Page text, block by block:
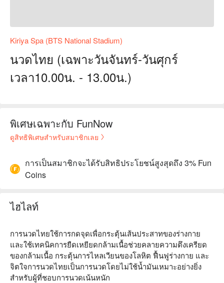
Kiriya Spa (BTS National Stadium)
นวดไทย (เฉพาะวันจันทร์-วันศุกร์
เวลา10.00น. - 13.00น.)
พิเศษเฉพาะกับ FunNow
ดูสิทธิพิเศษสำหรับสมาชิกเลย
การเป็นสมาชิกจะได้รับสิทธิประโยชน์สูงสุดถึง 3% Fun
Coins
ไฮไลท์
การนวดไทยใช้การกดจุดเพื่อกระตุ้นเส้นประสาทของร่างกาย
และใช้เทคนิคการยืดเหยียดกล้ามเนื้อช่วยคลายความตึงเครียด
ของกล้ามเนื้อ กระตุ้นการไหลเวียนของโลหิต ฟื้นฟูร่างกาย และ
จิตใจการนวดไทยเป็นการนวดโดยไม่ใช้น้ำมันเหมาะอย่างยิ่ง
สำหรับผู้ที่ชอบการนวดเน้นหนัก